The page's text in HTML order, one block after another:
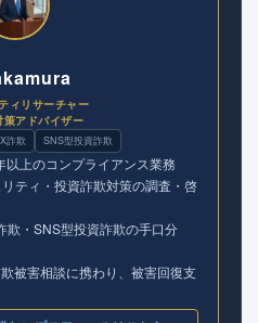
ィリサーチャー
策アドバイザー
詐欺 SNS型投資詐欺
以上のコンプライアンス業務
ティ・投資詐欺対策の調査・啓
欺・SNS型投資詐欺の手口分
被害相談に携わり、被害回復支